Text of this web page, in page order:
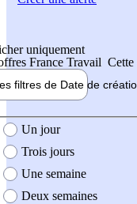
uniquement
France Travail Cette
filtres de Date de
création de l'offre
Un jour
Trois jours
Une semaine
Deux semaines